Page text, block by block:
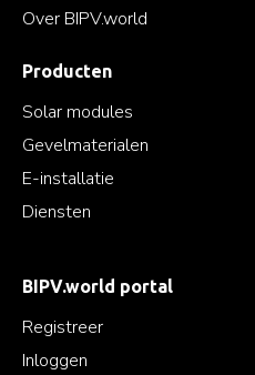
Over BIPV.world
Producten
Solar modules
Gevelmaterialen
E-installatie
Diensten
BIPV.world portal
Registreer
Inloggen